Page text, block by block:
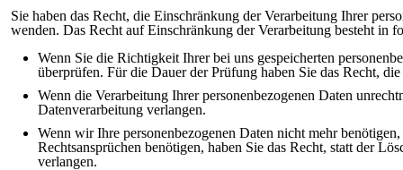
Sie haben das Recht, die Einschränkung der Verarbeitung Ihrer
wenden. Das Recht auf Einschränkung der Verarbeitung besteht in
Wenn Sie die Richtigkeit Ihrer bei uns gespeicherten
überprüfen. Für die Dauer der Prüfung haben Sie das Recht,
Wenn die Verarbeitung Ihrer personenbezogenen Daten
Datenverarbeitung verlangen.
Wenn wir Ihre personenbezogenen Daten nicht mehr
Rechtsansprüchen benötigen, haben Sie das Recht, statt der
verlangen.